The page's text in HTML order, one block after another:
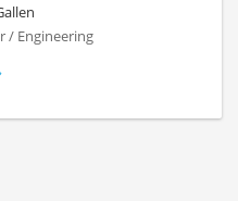
/ Engineering